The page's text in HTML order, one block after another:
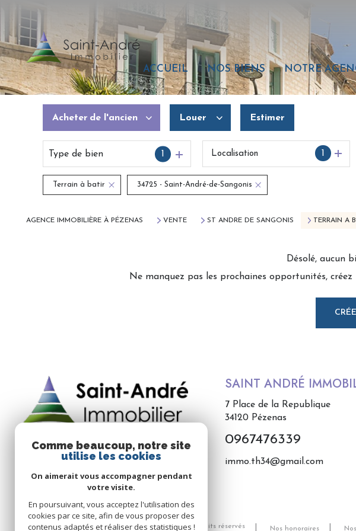
ACCUEIL NOS BIENS NOTRE
Acheter de l'ancien
De l'ancien
Du neuf
De l'immo pro
Louer
De l'immo pro
Estimer
Type de bien 1 1
Localisation
Terrain à batir 34725 - Saint-André-de-Sangonis
AGENCE IMMOBILIÈRE À PÉZENAS VENTE ST ANDRE DE SANGONIS TERRAIN A
Désolé, aucun
Ne manquez pas les prochaines opportunités,
SAINT ANDRÉ
7 Place de la Republique
34120 Pézenas
0967476339
immo.th34@gmail.com
© 2026 | Tous droits réservés Nos honoraires
Comme beaucoup, notre site
utilise les cookies
On aimerait vous accompagner pendant
votre visite.
En poursuivant, vous acceptez l'utilisation des
cookies par ce site, afin de vous proposer des
contenus adaptés et réaliser des statistiques !